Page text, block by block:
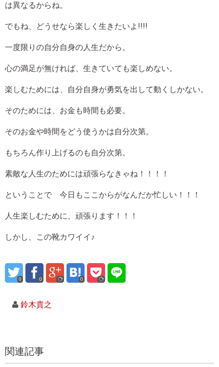
は異なるからね。
でもね、どうせなら楽しく生きたいよ!!!!
一度限りの自分自身の人生だから。
心の満足が無ければ、生きていても楽しめない。
楽しむためには、自分自身が勇気を出して動くしかない。
そのためには、お金も時間も必要。
そのお金や時間をどう使うかは自分次第。
もちろん作り上げるのも自分次第。
素敵な人生のためには頑張らなきゃね！！！！
ということで 今日もここからがなんだか忙しい！！！
人生楽しむために、頑張ります！！！
しかし、この靴カワイイ♪
0 0 0
鈴木貴之
関連記事